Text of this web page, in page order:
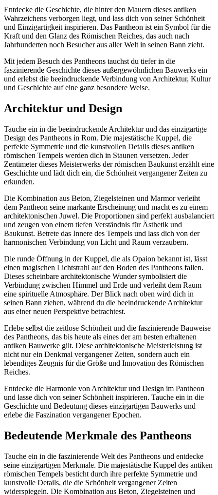
Entdecke die Geschichte, die hinter den Mauern dieses antiken
Wahrzeichens verborgen liegt, und lass dich von seiner Schönheit
und Einzigartigkeit inspirieren. Das Pantheon ist ein Symbol für die
Kraft und den Glanz des Römischen Reiches, das auch nach
Jahrhunderten noch Besucher aus aller Welt in seinen Bann zieht.
Mit jedem Besuch des Pantheons tauchst du tiefer in die
faszinierende Geschichte dieses außergewöhnlichen Bauwerks ein
und erlebst die beeindruckende Verbindung von Architektur, Kultur
und Geschichte auf eine ganz besondere Weise.
Architektur und Design
Tauche ein in die beeindruckende Architektur und das einzigartige
Design des Pantheons in Rom. Die majestätische Kuppel, die
perfekte Symmetrie und die kunstvollen Details dieses antiken
römischen Tempels werden dich in Staunen versetzen. Jeder
Zentimeter dieses Meisterwerks der römischen Baukunst erzählt eine
Geschichte und lädt dich ein, die Schönheit vergangener Zeiten zu
erkunden.
Die Kombination aus Beton, Ziegelsteinen und Marmor verleiht
dem Pantheon seine markante Erscheinung und macht es zu einem
architektonischen Juwel. Die Proportionen sind perfekt ausbalanciert
und zeugen von einem tiefen Verständnis für Ästhetik und
Baukunst. Betrete das Innere des Tempels und lass dich von der
harmonischen Verbindung von Licht und Raum verzaubern.
Die runde Öffnung in der Kuppel, die als Opaion bekannt ist, lässt
einen magischen Lichtstrahl auf den Boden des Pantheons fallen.
Dieses scheinbare architektonische Wunder symbolisiert die
Verbindung zwischen Himmel und Erde und verleiht dem Raum
eine spirituelle Atmosphäre. Der Blick nach oben wird dich in
seinen Bann ziehen, während du die beeindruckende Architektur
aus einer neuen Perspektive betrachtest.
Erlebe selbst die zeitlose Schönheit und die faszinierende Bauweise
des Pantheons, das bis heute als eines der am besten erhaltenen
antiken Bauwerke gilt. Diese architektonische Meisterleistung ist
nicht nur ein Denkmal vergangener Zeiten, sondern auch ein
lebendiges Zeugnis für die Größe und Innovation des Römischen
Reiches.
Entdecke die Harmonie von Architektur und Design im Pantheon
und lasse dich von seiner Schönheit inspirieren. Tauche ein in die
Geschichte und Bedeutung dieses einzigartigen Bauwerks und
erlebe die Faszination vergangener Epochen.
Bedeutende Merkmale des Pantheons
Tauche ein in die faszinierende Welt des Pantheons und entdecke
seine einzigartigen Merkmale. Die majestätische Kuppel des antiken
römischen Tempels besticht durch ihre perfekte Symmetrie und
kunstvolle Details, die die Schönheit vergangener Zeiten
widerspiegeln. Die Kombination aus Beton, Ziegelsteinen und